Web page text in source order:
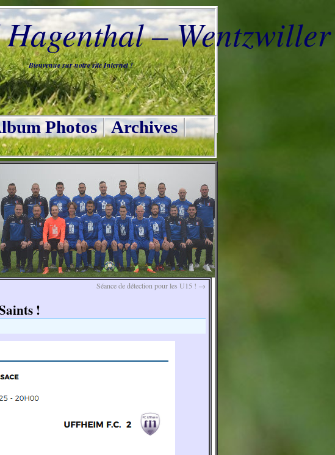
– Wentzwiller
Bienvenue sur notre site Internet !
Photos
Archives
Séance de détection pour les U15 ! →
!